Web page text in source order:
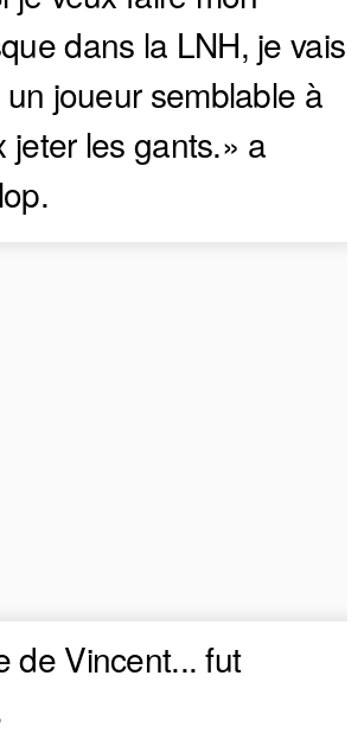
dans la LNH, je vais
joueur semblable à
jeter les gants.» a
de Vincent... fut